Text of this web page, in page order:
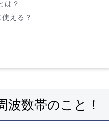
は？
える？
波数帯のこと！